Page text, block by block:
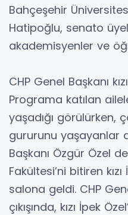
Bahçeşehir
Hatipoğlu, senato
akademisyenler ve
CHP Genel Başkanı
Programa katılan
yaşadığı görülürken,
gururunu yaşayanlar
Başkanı Özgür Özel
Fakültesi’ni bitiren
salona geldi. CHP
çıkışında, kızı İpek